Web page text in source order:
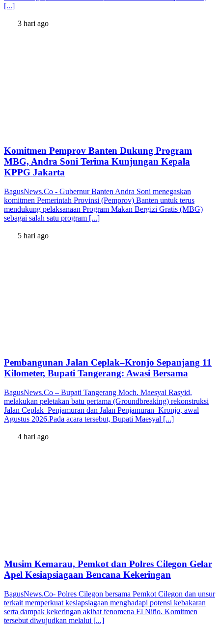
[...]
3 hari ago
Komitmen Pemprov Banten Dukung Program
MBG, Andra Soni Terima Kunjungan Kepala
KPPG Jakarta
BagusNews.Co - Gubernur Banten Andra Soni menegaskan
komitmen Pemerintah Provinsi (Pemprov) Banten untuk terus
mendukung pelaksanaan Program Makan Bergizi Gratis (MBG)
sebagai salah satu program [...]
5 hari ago
Pembangunan Jalan Ceplak–Kronjo Sepanjang 11
Kilometer, Bupati Tangerang: Awasi Bersama
BagusNews.Co – Bupati Tangerang Moch. Maesyal Rasyid,
melakukan peletakan batu pertama (Groundbreaking) rekonstruksi
Jalan Ceplak–Penjamuran dan Jalan Penjamuran–Kronjo, awal
Agustus 2026.Pada acara tersebut, Bupati Maesyal [...]
4 hari ago
Musim Kemarau, Pemkot dan Polres Cilegon Gelar
Apel Kesiapsiagaan Bencana Kekeringan
BagusNews.Co- Polres Cilegon bersama Pemkot Cilegon dan unsur
terkait memperkuat kesiapsiagaan menghadapi potensi kebakaran
serta dampak kekeringan akibat fenomena El Niño. Komitmen
tersebut diwujudkan melalui [...]